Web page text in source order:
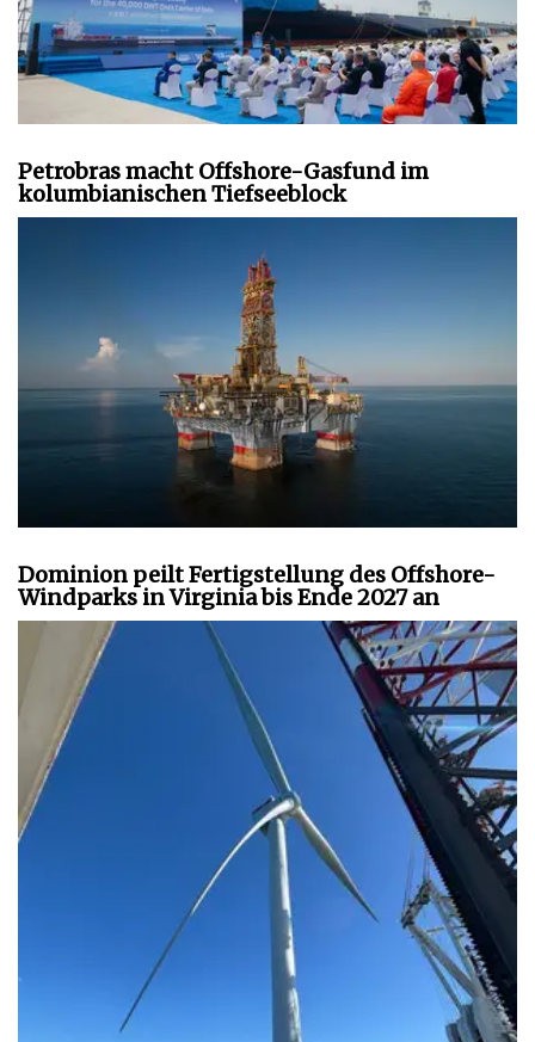
Petrobras macht Offshore-Gasfund im
kolumbianischen Tiefseeblock
Dominion peilt Fertigstellung des Offshore-
Windparks in Virginia bis Ende 2027 an